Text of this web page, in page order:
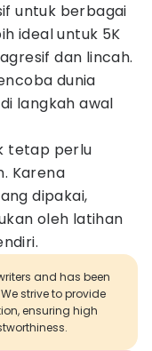
untuk berbagai
ideal untuk 5K
dan lincah.
dunia
langkah awal
tetap perlu
Karena
dipakai,
oleh latihan
and has been
strive to provide
ensuring high